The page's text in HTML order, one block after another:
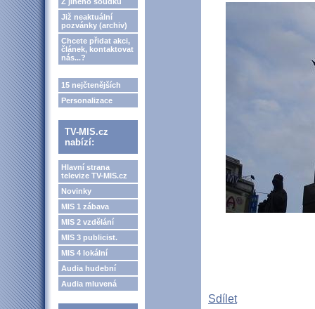
Již neaktuální
pozvánky (archiv)
Chcete přidat akci,
článek, kontaktovat
nás...?
15 nejčtenějších
Personalizace
TV-MIS.cz
nabízí:
Hlavní strana
televize TV-MIS.cz
Novinky
MIS 1 zábava
MIS 2 vzdělání
MIS 3 publicist.
MIS 4 lokální
Audia hudební
Audia mluvená
Sdílet